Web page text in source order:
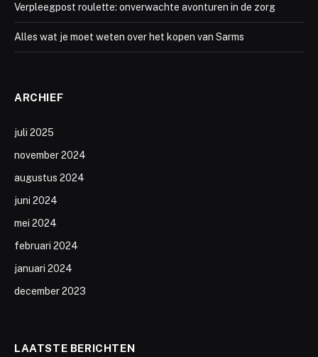
Verpleegpost roulette: onverwachte avonturen in de zorg
Alles wat je moet weten over het kopen van Sarms
ARCHIEF
juli 2025
november 2024
augustus 2024
juni 2024
mei 2024
februari 2024
januari 2024
december 2023
LAATSTE BERICHTEN